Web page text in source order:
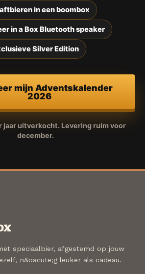
in een boombox
in a Box Bluetooth speaker
Silver Edition
mijn Adventskalender
2026
jaar uitverkocht. Levering ruim voor
december.
speciaalbier, afgestemd op jouw
n&oacute;g leuker als cadeau.